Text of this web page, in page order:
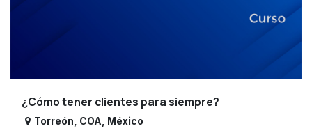
¿Cómo tener clientes para siempre?
Torreón COA México